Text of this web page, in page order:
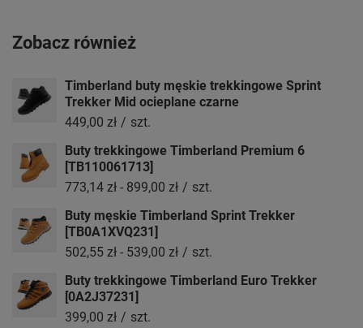
Zobacz również
Timberland buty męskie trekkingowe Sprint
Trekker Mid ocieplane czarne
449,00 zł / szt.
Buty trekkingowe Timberland Premium 6
[TB110061713]
773,14 zł - 899,00 zł / szt.
Buty męskie Timberland Sprint Trekker
[TB0A1XVQ231]
502,55 zł - 539,00 zł / szt.
Buty trekkingowe Timberland Euro Trekker
[0A2J37231]
399,00 zł / szt.